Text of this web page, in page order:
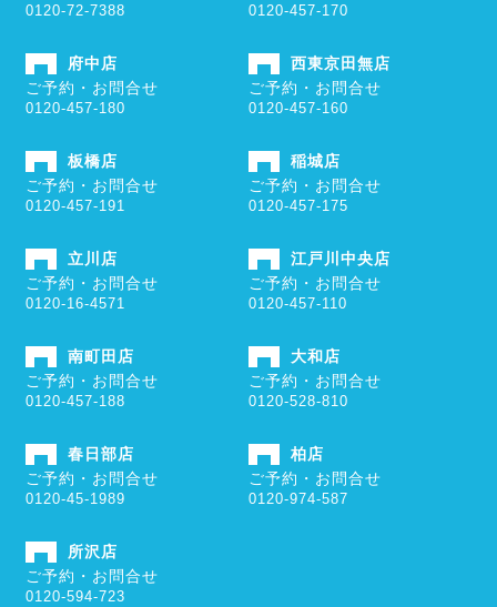
0120-72-7388 0120-457-170
府中店
ご予約・お問合せ
0120-457-180
西東京田無店
ご予約・お問合せ
0120-457-160
板橋店
ご予約・お問合せ
0120-457-191
稲城店
ご予約・お問合せ
0120-457-175
立川店
ご予約・お問合せ
0120-16-4571
江戸川中央店
ご予約・お問合せ
0120-457-110
南町田店
ご予約・お問合せ
0120-457-188
大和店
ご予約・お問合せ
0120-528-810
春日部店
ご予約・お問合せ
0120-45-1989
柏店
ご予約・お問合せ
0120-974-587
所沢店
ご予約・お問合せ
0120-594-723